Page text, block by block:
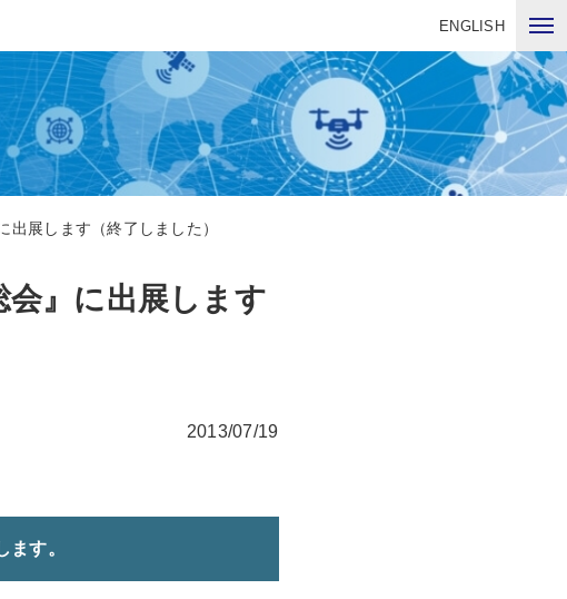
ENGLISH
出展します（終了しました）
会』に出展します
2013/07/19
す。